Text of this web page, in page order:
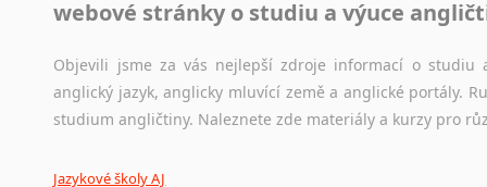
Jazykový korpus je elektronický soubor autentických
původního zdroje textu.
Ostatní pomůcky pro překladatele
poradny a pravidla
webové stránky o studiu a výuce
Objevili jsme za vás nejlepší zdroje informací o studiu
anglický jazyk, anglicky mluvící země a anglické portály.
studium angličtiny. Naleznete zde materiály a kurzy pro
Jazykové školy AJ